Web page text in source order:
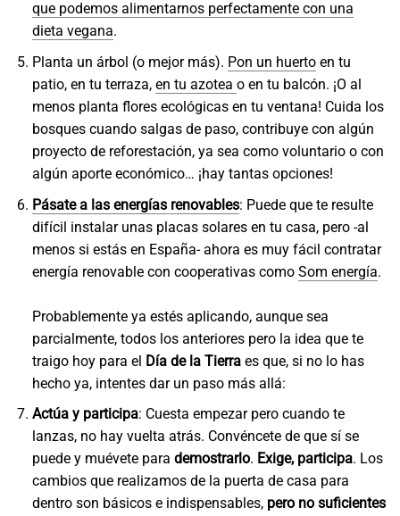
que podemos alimentarnos perfectamente con una
dieta vegana.
Planta un árbol (o mejor más). Pon un huertoen tu
patio, en tu terraza, en tu azotea o en tu balcón. ¡O al
menos planta flores ecológicas en tu ventana! Cuida los
bosques cuando salgas de paso, contribuye con algún
proyecto de reforestación, ya sea como voluntario o con
algún aporte económico… ¡hay tantas opciones!
Pásate a las energías renovables: Puede que te resulte
difícil instalar unas placas solares en tu casa, pero -al
menos si estás en España- ahora es muy fácil contratar
energía renovable con cooperativas como Som energía.
Probablemente ya estés aplicando, aunque sea
parcialmente, todos los anteriores pero la idea que te
traigo hoy para el Día de la Tierraes que, si no lo has
hecho ya, intentes dar un paso más allá:
Actúa y participa: Cuesta empezar pero cuando te
lanzas, no hay vuelta atrás. Convéncete de que sí se
puede y muévete para demostrarlo. Exige, participa. Los
cambios que realizamos de la puerta de casa para
dentro son básicos e indispensables, pero no suficientes